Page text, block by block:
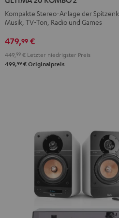
2
2
Kompakte Stereo-Anlage der
Musik, TV-Ton, Radio und Games
479,99 €
449, 99 € Letzter niedrigster Preis
499,99 € Originalpreis